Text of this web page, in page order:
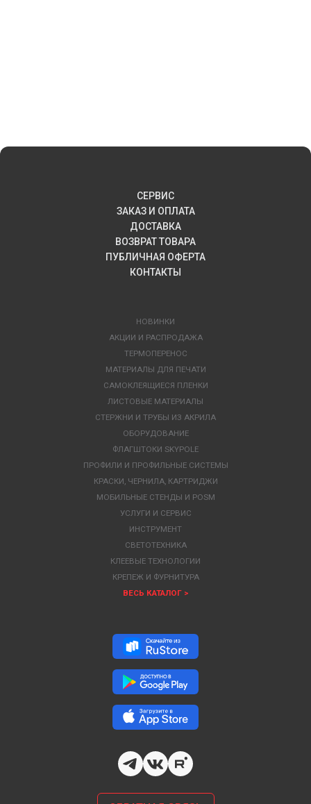
СЕРВИС
ЗАКАЗ И ОПЛАТА
ДОСТАВКА
ВОЗВРАТ ТОВАРА
ПУБЛИЧНАЯ ОФЕРТА
КОНТАКТЫ
НОВИНКИ
АКЦИИ И РАСПРОДАЖА
ТЕРМОПЕРЕНОС
МАТЕРИАЛЫ ДЛЯ ПЕЧАТИ
САМОКЛЕЯЩИЕСЯ ПЛЕНКИ
ЛИСТОВЫЕ МАТЕРИАЛЫ
СТЕРЖНИ И ТРУБЫ ИЗ АКРИЛА
ОБОРУДОВАНИЕ
ФЛАГШТОКИ SKYPOLE
ПРОФИЛИ И ПРОФИЛЬНЫЕ СИСТЕМЫ
КРАСКИ, ЧЕРНИЛА, КАРТРИДЖИ
МОБИЛЬНЫЕ СТЕНДЫ И POSM
УСЛУГИ И СЕРВИС
ИНСТРУМЕНТ
СВЕТОТЕХНИКА
КЛЕЕВЫЕ ТЕХНОЛОГИИ
КРЕПЕЖ И ФУРНИТУРА
ВЕСЬ КАТАЛОГ >